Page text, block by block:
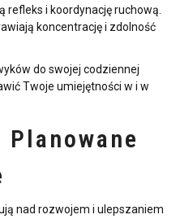
refleks i koordynację ruchową.
koncentrację i zdolność
do swojej codziennej
Twoje umiejętności w i w
Planowane
nad rozwojem i ulepszaniem